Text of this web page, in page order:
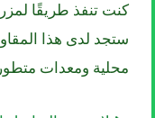
كنت تنفذ طريقًا
ستجد لدى هذا
محلية ومعدات